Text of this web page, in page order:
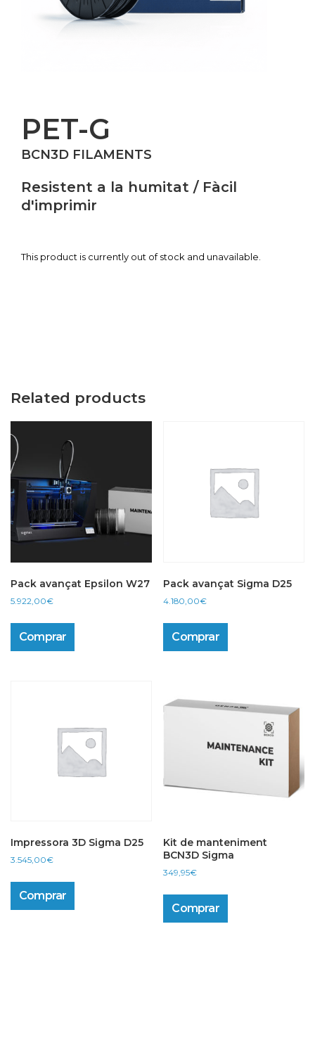
PET-G
BCN3D FILAMENTS
Resistent a la humitat / Fàcil
d'imprimir
This product is currently out of stock and unavailable.
Related products
Pack avançat Epsilon W27
5.922,00€
Comprar
Pack avançat Sigma D25
4.180,00€
Comprar
Impressora 3D Sigma D25
3.545,00€
Comprar
Kit de manteniment
BCN3D Sigma
349,95€
Comprar